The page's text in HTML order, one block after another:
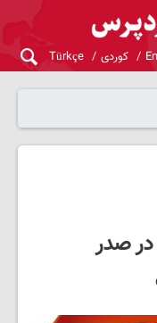
کوردی Türkçe
خبر بد برای اردوغان: CHP در صدر